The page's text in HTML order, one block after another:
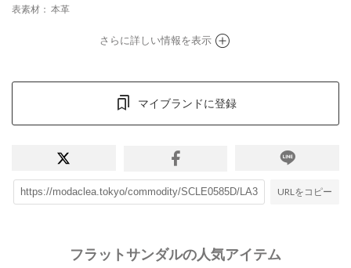
表素材 ： 本革
さらに詳しい情報を表示
マイブランドに登録
URLをコピー
フラットサンダルの人気アイテム